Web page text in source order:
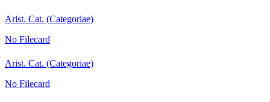
Arist. Cat. (Categoriae)
No Filecard
Arist. Cat. (Categoriae)
No Filecard